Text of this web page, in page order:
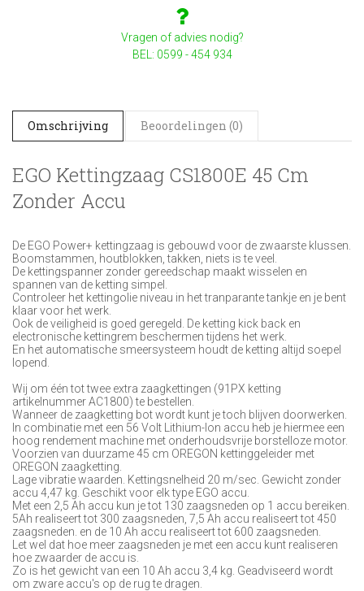
Vragen of advies nodig?
BEL: 0599 - 454 934
Omschrijving Beoordelingen (0)
EGO Kettingzaag CS1800E 45 Cm
Zonder Accu
De EGO Power+ kettingzaag is gebouwd voor de zwaarste klussen.
Boomstammen, houtblokken, takken, niets is te veel.
De kettingspanner zonder gereedschap maakt wisselen en
spannen van de ketting simpel.
Controleer het kettingolie niveau in het tranparante tankje en je bent
klaar voor het werk.
Ook de veiligheid is goed geregeld. De ketting kick back en
electronische kettingrem beschermen tijdens het werk.
En het automatische smeersysteem houdt de ketting altijd soepel
lopend.
Wij om één tot twee extra zaagkettingen (91PX ketting
artikelnummer AC1800) te bestellen.
Wanneer de zaagketting bot wordt kunt je toch blijven doorwerken.
In combinatie met een 56 Volt Lithium-Ion accu heb je hiermee een
hoog rendement machine met onderhoudsvrije borstelloze motor.
Voorzien van duurzame 45 cm OREGON kettinggeleider met
OREGON zaagketting.
Lage vibratie waarden. Kettingsnelheid 20 m/sec. Gewicht zonder
accu 4,47 kg. Geschikt voor elk type EGO accu.
Met een 2,5 Ah accu kun je tot 130 zaagsneden op 1 accu bereiken.
5Ah realiseert tot 300 zaagsneden, 7,5 Ah accu realiseert tot 450
zaagsneden. en de 10 Ah accu realiseert tot 600 zaagsneden.
Let wel dat hoe meer zaagsneden je met een accu kunt realiseren
hoe zwaarder de accu is.
Zo is het gewicht van een 10 Ah accu 3,4 kg. Geadviseerd wordt
om zware accu's op de rug te dragen.